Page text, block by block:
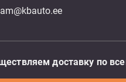
доставку по